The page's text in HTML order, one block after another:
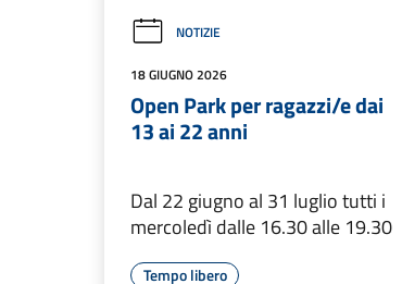
NOTIZIE
18 GIUGNO 2026
Open Park per ragazzi/e dai
13 ai 22 anni
Dal 22 giugno al 31 luglio tutti i
mercoledì dalle 16.30 alle 19.30
Tempo libero